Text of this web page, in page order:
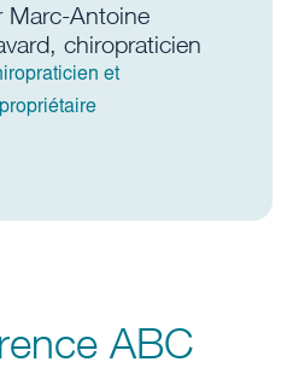
Marc-Antoine
chiropraticien
et
ABC